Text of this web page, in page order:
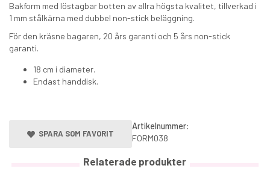
KÖP
Bakform med löstagbar botten av allra högsta kvalitet, tillverkad i
1 mm stålkärna med dubbel non-stick beläggning.
För den kräsne bagaren, 20 års garanti och 5 års non-stick
garanti.
18 cm i diameter.
Endast handdisk.
SPARA SOM FAVORIT
Artikelnummer:
FORM038
Relaterade produkter